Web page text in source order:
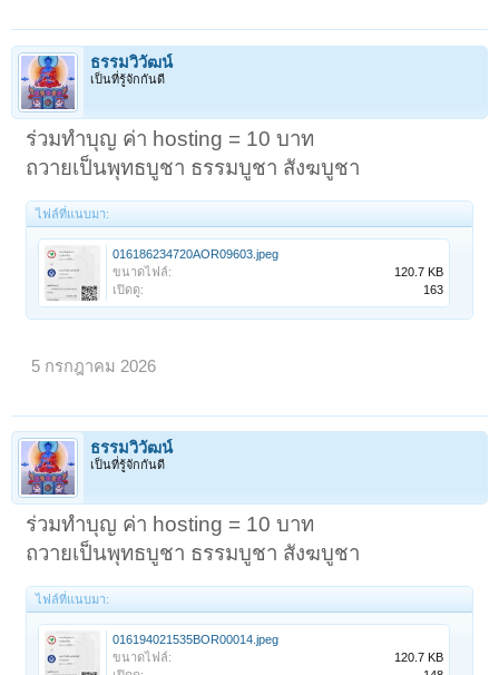
ธรรมวิวัฒน์
เป็นที่รู้จักกันดี
ร่วมทำบุญ ค่า hosting = 10 บาท
ถวายเป็นพุทธบูชา ธรรมบูชา สังฆบูชา
ไฟล์ที่แนบมา:
016186234720AOR09603.jpeg
ขนาดไฟล์:
120.7 KB
เปิดดู:
163
5 กรกฎาคม 2026
ธรรมวิวัฒน์
เป็นที่รู้จักกันดี
ร่วมทำบุญ ค่า hosting = 10 บาท
ถวายเป็นพุทธบูชา ธรรมบูชา สังฆบูชา
ไฟล์ที่แนบมา:
016194021535BOR00014.jpeg
ขนาดไฟล์:
120.7 KB
< ย้อนกลับ ← 198 199